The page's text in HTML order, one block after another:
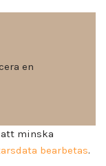
en
minska
bearbetas.